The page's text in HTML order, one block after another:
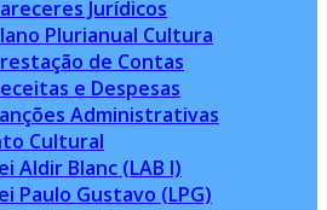
Jurídicos
Plurianual Cultura
de Contas
e Despesas
Administrativas
Cultural
Aldir Blanc (LAB I)
Paulo Gustavo (LPG)